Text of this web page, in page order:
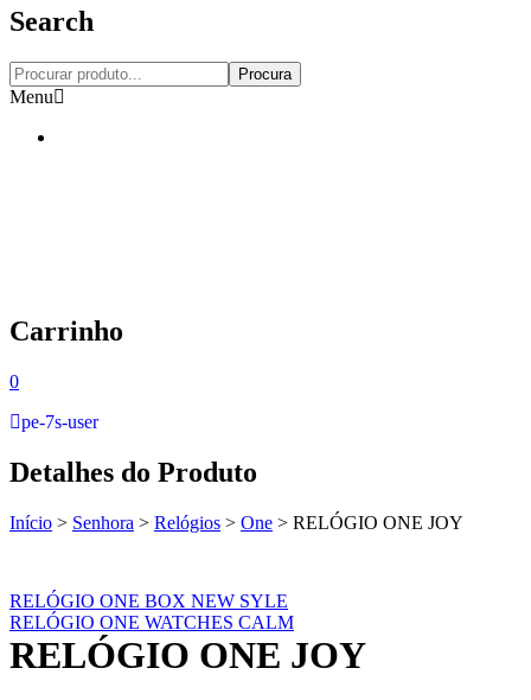
Search
Procura
Menu
Carrinho
0
pe-7s-user
Detalhes do Produto
Início > Senhora > Relógios > One > RELÓGIO ONE JOY
RELÓGIO ONE BOX NEW SYLE
RELÓGIO ONE WATCHES CALM
RELÓGIO ONE JOY